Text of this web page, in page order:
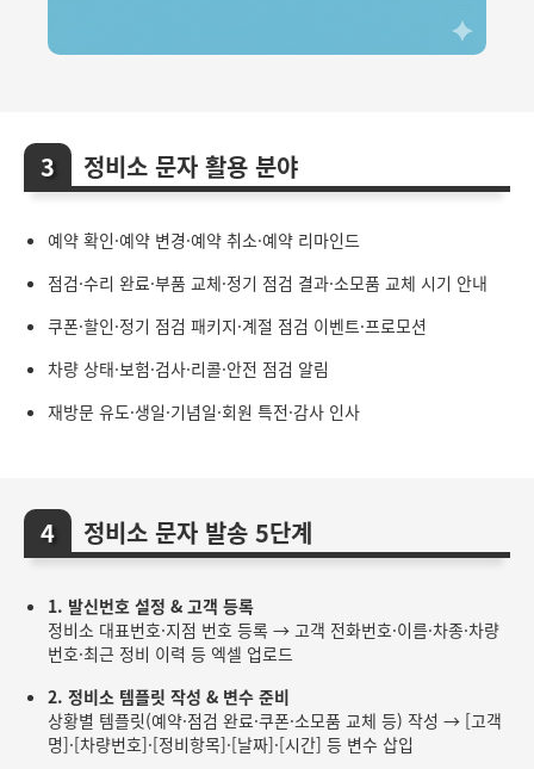
정비소 문자 활용 분야
예약 확인·예약 변경·예약 취소·예약 리마인드
점검·수리 완료·부품 교체·정기 점검 결과·소모품 교체 시기 안내
쿠폰·할인·정기 점검 패키지·계절 점검 이벤트·프로모션
차량 상태·보험·검사·리콜·안전 점검 알림
재방문 유도·생일·기념일·회원 특전·감사 인사
정비소 문자 발송 5단계
1. 발신번호 설정 & 고객 등록
정비소 대표번호·지점 번호 등록 → 고객 전화번호·이름·차종·차량
번호·최근 정비 이력 등 엑셀 업로드
2. 정비소 템플릿 작성 & 변수 준비
상황별 템플릿(예약·점검 완료·쿠폰·소모품 교체 등) 작성 → [고객
명]·[차량번호]·[정비항목]·[날짜]·[시간] 등 변수 삽입